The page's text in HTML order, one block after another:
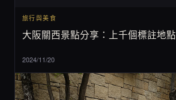
旅行與美食
大阪關西景點分享：上千個標註地點
2024/11/20